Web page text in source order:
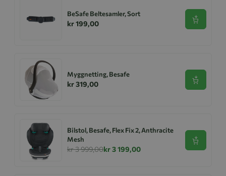
BeSafe Beltesamler, Sort
kr 199,00 Se
Myggnetting, Besafe
kr 319,00 Se
Bilstol, Besafe, Flex Fix 2, Anthracite
Mesh
kr 3 999,00kr 3 199,00
Se